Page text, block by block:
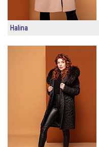
Halina